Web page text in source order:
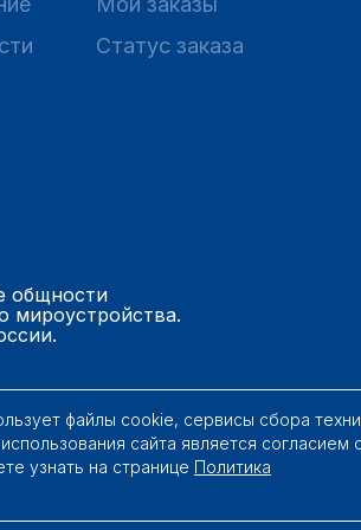
Статус заказа
общности
мироустройства.
файлы cookie, сервисы сбора
сайта является согласием
узнать на странице Политика